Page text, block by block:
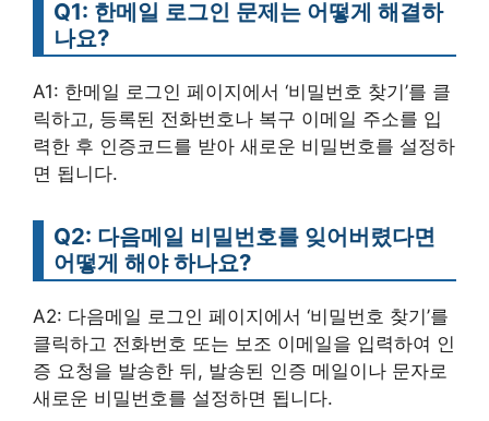
Q1: 한메일 로그인 문제는 어떻게 해결하
나요?
A1: 한메일 로그인 페이지에서 ‘비밀번호 찾기’를 클
릭하고, 등록된 전화번호나 복구 이메일 주소를 입
력한 후 인증코드를 받아 새로운 비밀번호를 설정하
면 됩니다.
Q2: 다음메일 비밀번호를 잊어버렸다면
어떻게 해야 하나요?
A2: 다음메일 로그인 페이지에서 ‘비밀번호 찾기’를
클릭하고 전화번호 또는 보조 이메일을 입력하여 인
증 요청을 발송한 뒤, 발송된 인증 메일이나 문자로
새로운 비밀번호를 설정하면 됩니다.